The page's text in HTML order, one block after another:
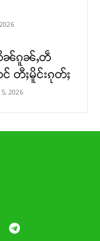
ၼ်ၵူၼ်ႇတဵ
တီႈမိူင်းၵုတ်ႈ
2026